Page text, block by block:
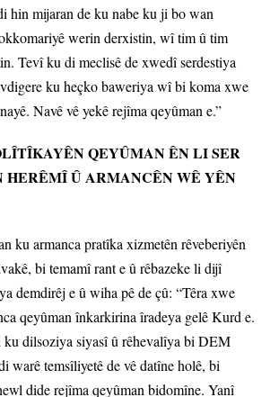
hin mijaran de ku nabe ku ji bo wan
werin derxistin, wî tim û tim
Tevî ku di meclisê de xwedî serdestiya
ku heçko baweriya wî bi koma xwe
Navê vê yekê rejîma qeyûman e.”
QEYÛMAN ÊN LI SER
HERÊMÎ Û ARMANCÊN WÊ YÊN
ku armanca pratîka xizmetên rêveberiyên
bi temamî rant e û rêbazeke li dijî
demdirêj e û wiha pê de çû: “Têra xwe
qeyûman înkarkirina îradeya gelê Kurd e.
ku dilsoziya siyasî û rêhevalîya bi DEM
warê temsîliyetê de vê datîne holê, bi
dide rejîma qeyûman bidomîne. Yanî